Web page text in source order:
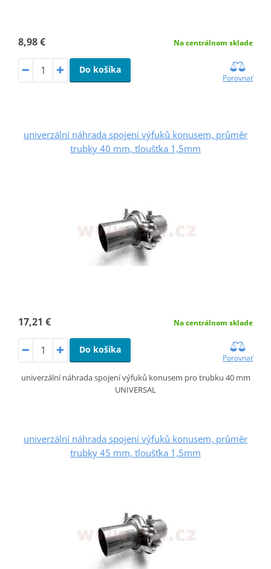
8,98 € Na centrálnom sklade
Do košíka
Porovnať
univerzální náhrada spojení výfuků konusem, průměr
trubky 40 mm, tloušťka 1,5mm
17,21 € Na centrálnom sklade
Do košíka
Porovnať
univerzální náhrada spojení výfuků konusem pro trubku 40 mm
UNIVERSAL
univerzální náhrada spojení výfuků konusem, průměr
trubky 45 mm, tloušťka 1,5mm